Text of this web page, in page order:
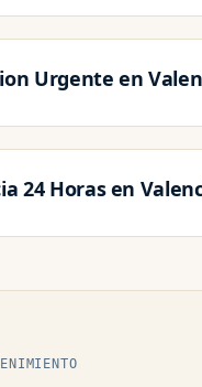
Urgente en
24 Horas en